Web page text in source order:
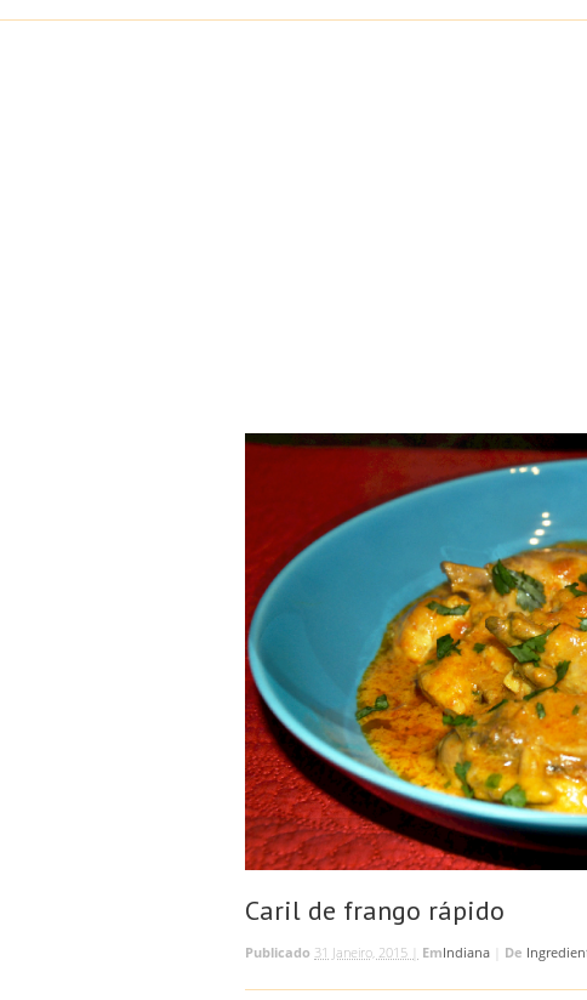
Caril de frango rápido
Publicado 31 Janeiro, 2015 | EmIndiana De